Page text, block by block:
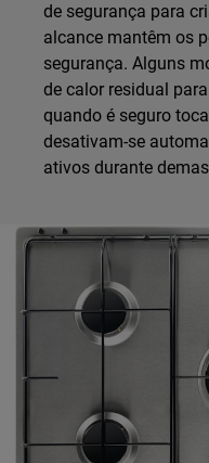
de segurança para
alcance mantêm os
segurança. Alguns
de calor residual
quando é seguro
desativam-se
ativos durante